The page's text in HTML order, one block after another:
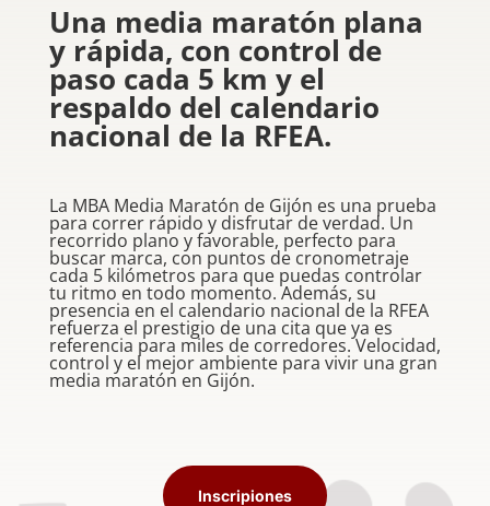
Una media maratón plana
y rápida, con control de
paso cada 5 km y el
respaldo del calendario
nacional de la RFEA.
La MBA Media Maratón de Gijón es una prueba
para correr rápido y disfrutar de verdad. Un
recorrido plano y favorable, perfecto para
buscar marca, con puntos de cronometraje
cada 5 kilómetros para que puedas controlar
tu ritmo en todo momento. Además, su
presencia en el calendario nacional de la RFEA
refuerza el prestigio de una cita que ya es
referencia para miles de corredores. Velocidad,
control y el mejor ambiente para vivir una gran
media maratón en Gijón.
Inscripiones